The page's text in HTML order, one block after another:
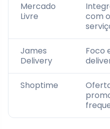
Mercado
Livre
com
James
Delivery
Foco
Shoptime